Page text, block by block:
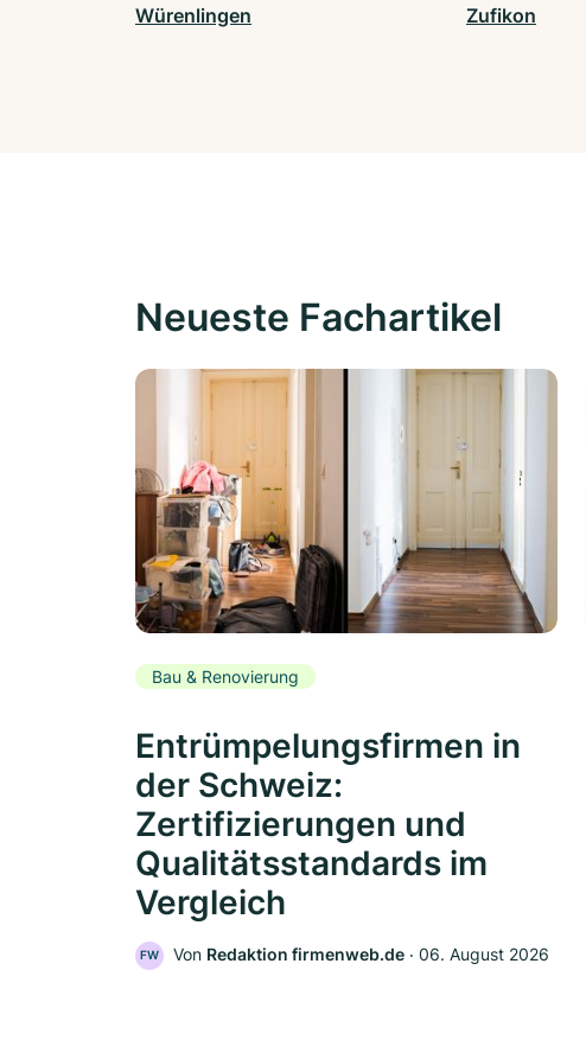
Würenlingen Zufikon
Neueste Fachartikel
Bau & Renovierung
Entrümpelungsfirmen in
der Schweiz:
Zertifizierungen und
Qualitätsstandards im
Vergleich
FW Von Redaktion firmenweb.de ‧ 06. August 2026